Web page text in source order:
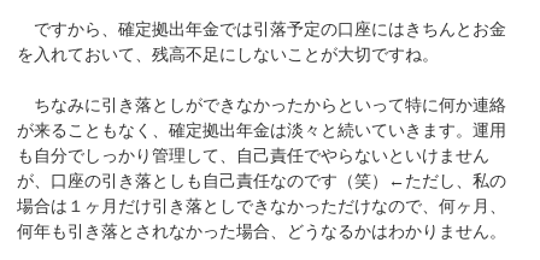
ですから、確定拠出年金では引落予定の口座にはきちんとお金
を入れておいて、残高不足にしないことが大切ですね。
ちなみに引き落としができなかったからといって特に何か連絡
が来ることもなく、確定拠出年金は淡々と続いていきます。運用
も自分でしっかり管理して、自己責任でやらないといけません
が、口座の引き落としも自己責任なのです（笑）←ただし、私の
場合は１ヶ月だけ引き落としできなかっただけなので、何ヶ月、
何年も引き落とされなかった場合、どうなるかはわかりません。